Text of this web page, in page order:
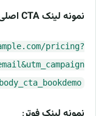
نمونه لینک CTA اصلی
pricing?